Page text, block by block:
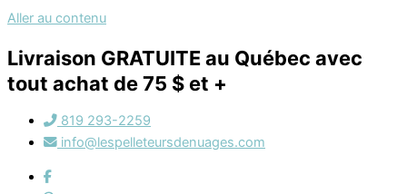
Aller au contenu
Livraison GRATUITE au Québec avec
tout achat de 75 $ et +
819 293-2259
info@lespelleteursdenuages.com